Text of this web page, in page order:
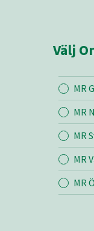
Mina sidor
Välj
MR
MR
MR
MR
MR